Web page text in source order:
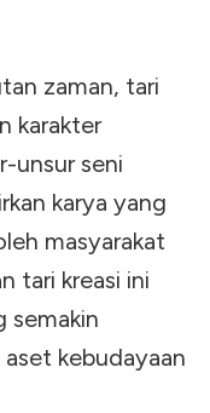
zaman, tari
karakter
unsur seni
karya yang
masyarakat
tari kreasi ini
semakin
kebudayaan